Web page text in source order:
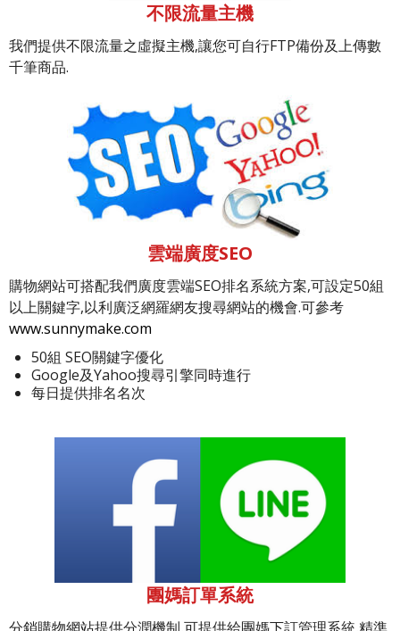
不限流量主機
我們提供不限流量之虛擬主機,讓您可自行FTP備份及上傳數
千筆商品.
雲端廣度SEO
購物網站可搭配我們廣度雲端SEO排名系統方案,可設定50組
以上關鍵字,以利廣泛網羅網友搜尋網站的機會.可參考
www.sunnymake.com
50組 SEO關鍵字優化
Google及Yahoo搜尋引擎同時進行
每日提供排名名次
團媽訂單系統